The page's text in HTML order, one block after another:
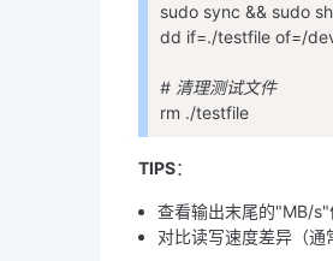
sudo sync && sudo
dd if=./testfile of=/
# 清理测试文件
rm ./testfile
TIPS：
查看输出末尾的"MB/s"
对比读写速度差异（通